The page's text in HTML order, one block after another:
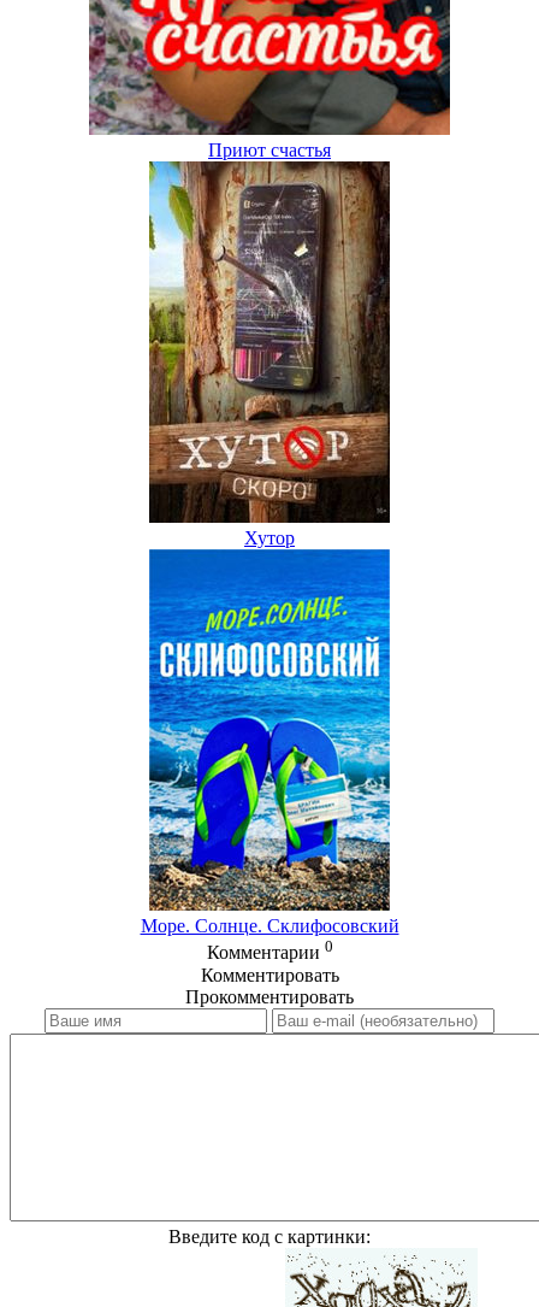
Приют счастья
Хутор
Море. Солнце. Склифосовский
Комментарии 0
Комментировать
Прокомментировать
Введите код с картинки: